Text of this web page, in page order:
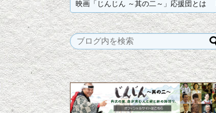
映画「じんじん ～其の二～」応援団とは